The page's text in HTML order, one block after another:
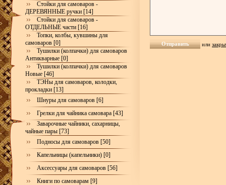
Стойки для самоваров -
ДЕРЕВЯННЫЕ ручки [14]
Стойки для самоваров -
ОТДЕЛЬНЫЕ части [16]
Топки, колбы, кувшины для
самоваров [0]
Тушилки (колпачки) для самоваров
Антикварные [0]
Тушилки (колпачки) для самоваров
Новые [46]
ТЭНы для самоваров, колодки,
прокладки [13]
Шнуры для самоваров [6]
Грелки для чайника самовара [43]
Заварочные чайники, сахарницы,
чайные пары [73]
Подносы для самоваров [50]
Капельницы (капельники) [0]
Аксессуары для самоваров [56]
Книги по самоварам [9]
или